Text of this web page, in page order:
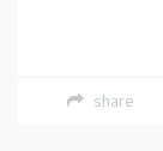
share